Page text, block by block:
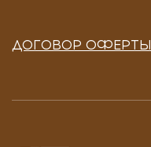
ДОГОВОР ОФЕРТЫ